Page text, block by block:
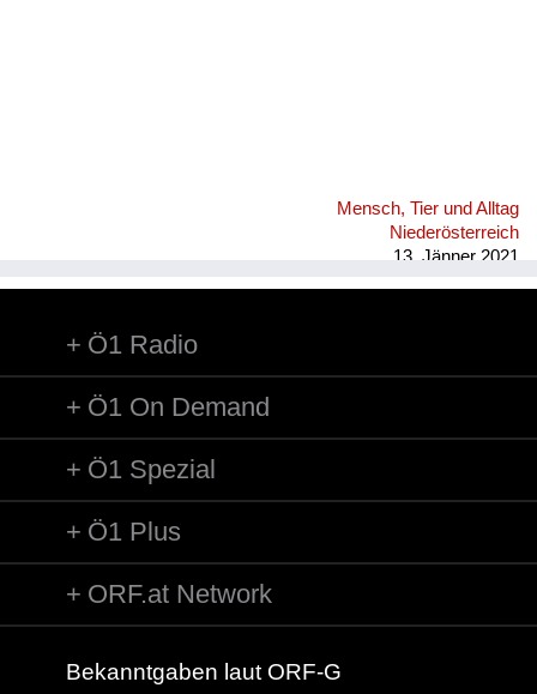
Mensch, Tier und Alltag
Niederösterreich
13. Jänner 2021
Ö1 Radio
Ö1 On Demand
Ö1 Spezial
Ö1 Plus
ORF.at Network
Bekanntgaben laut ORF-G